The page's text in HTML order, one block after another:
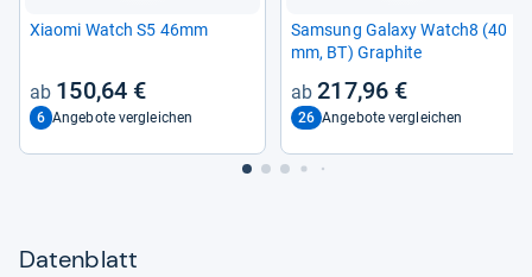
Xiaomi Watch S5 46mm
150,64 €
6 Angebote vergleichen
Sam­sung Galaxy Watch8 (40
mm, BT) Gra­phite
217,96 €
26 Angebote vergleichen
Datenblatt